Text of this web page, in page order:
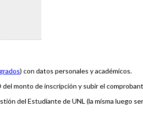
) con datos personales y académicos.
monto de inscripción y subir el
del Estudiante de UNL (la misma luego